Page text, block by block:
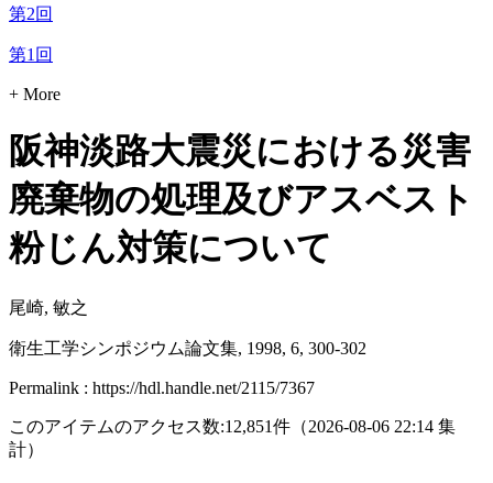
第2回
第1回
+ More
阪神淡路大震災における災害
廃棄物の処理及びアスベスト
粉じん対策について
尾崎, 敏之
衛生工学シンポジウム論文集, 1998, 6, 300-302
Permalink : https://hdl.handle.net/2115/7367
このアイテムのアクセス数:12,851件 （2026-08-06 22:14 集
計）